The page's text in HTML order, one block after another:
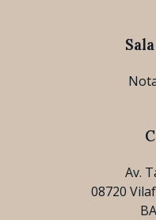
Av.
08720